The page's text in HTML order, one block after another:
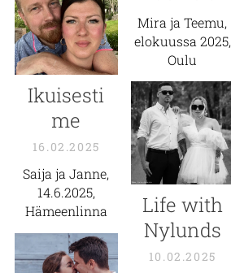
Ikuisesti
me
16.02.2025
Saija ja Janne,
14.6.2025,
Hämeenlinna
Mira ja Teemu,
elokuussa 2025,
Oulu
Life with
Nylunds
10.02.2025